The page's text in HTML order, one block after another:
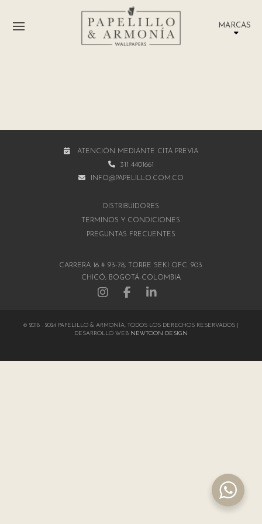
MARCAS
ATENCIÓN MEDIANTE CITA PREVIA
311 4401661
INFO@PAPELILLO.COM.CO
DISTRIBUIDORES
TÉRMINOS Y CONDICIONES
PREGUNTAS FRECUENTES
CARRERA 16 # 93-78, TORRE SEKI OFC. 903
CHICÓ, BOGOTÁ-COLOMBIA
© 2018 - 2024 PAPELILLO & ARMONÍA, TODOS LOS DERECHOS RESERVADOS |
DESARROLLO WEB NEWTOON DESIGN